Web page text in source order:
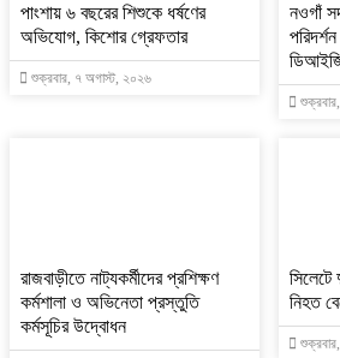
পাংশায় ৬ বছরের শিশুকে ধর্ষণের
অভিযোগ, কিশোর গ্রেফতার
শুক্রবার, ৭ অগাস্ট, ২০২৬
নওগাঁ
রাজবাড়ীতে নাট্যকর্মীদের প্রশিক্ষণ
কর্মশালা ও অভিনেতা প্রস্তুতি
কর্মসূচির উদ্বোধন
সিলেটে
নিহত